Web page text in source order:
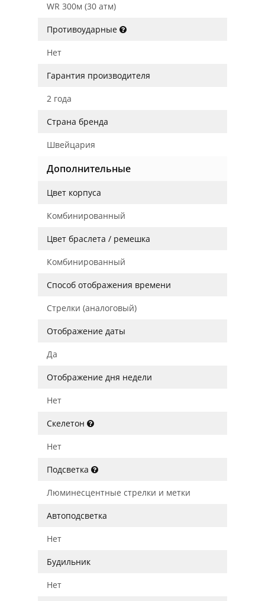
WR 300м (30 атм)
Противоударные
Нет
Гарантия производителя
2 года
Страна бренда
Швейцария
Дополнительные
Цвет корпуса
Комбинированный
Цвет браслета / ремешка
Комбинированный
Способ отображения времени
Стрелки (аналоговый)
Отображение даты
Да
Отображение дня недели
Нет
Скелетон
Нет
Подсветка
Люминесцентные стрелки и метки
Автоподсветка
Нет
Будильник
Нет